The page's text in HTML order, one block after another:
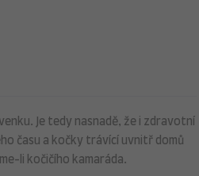
Je tedy nasnadě, že i zdravotní
času a kočky trávící uvnitř domů
li kočičího kamaráda.